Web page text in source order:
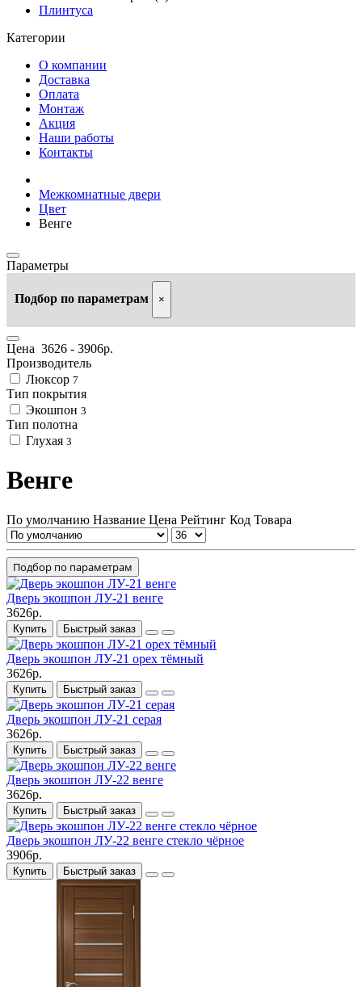
Плинтуса
Категории
О компании
Доставка
Оплата
Монтаж
Акция
Наши работы
Контакты
Межкомнатные двери
Цвет
Венге
Параметры
Подбор по параметрам ×
Цена 3626 - 3906р.
Производитель
Люксор 7
Тип покрытия
Экошпон 3
Тип полотна
Глухая 3
Венге
По умолчанию Название Цена Рейтинг Код Товара
Подбор по параметрам
Дверь экошпон ЛУ-21 венге
3626р.
Купить Быстрый заказ
Дверь экошпон ЛУ-21 орех тёмный
3626р.
Купить Быстрый заказ
Дверь экошпон ЛУ-21 серая
3626р.
Купить Быстрый заказ
Дверь экошпон ЛУ-22 венге
3626р.
Купить Быстрый заказ
Дверь экошпон ЛУ-22 венге стекло чёрное
3906р.
Купить Быстрый заказ